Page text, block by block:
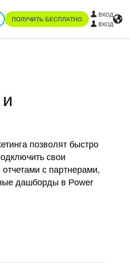
ПОЛУЧИТЬ БЕСПЛАТНО
ВХОД
ВХОД
позволят быстро
свои
с партнерами,
дашборды в Power